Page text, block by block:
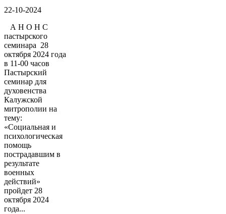
22-10-2024
А Н О Н С
пастырского
семинара 28
октября 2024 года
в 11-00 часов
Пастырский
семинар для
духовенства
Калужской
митрополии на
тему:
«Социальная и
психологическая
помощь
пострадавшим в
результате
военных
действий»
пройдет 28
октября 2024
года...